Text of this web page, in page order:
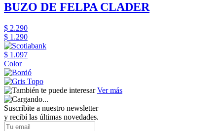
BUZO DE FELPA CLADER
$ 2.290
$ 1.290
$ 1.097
Color
Ver más
Suscribite a nuestro newsletter
y recibí las últimas novedades.